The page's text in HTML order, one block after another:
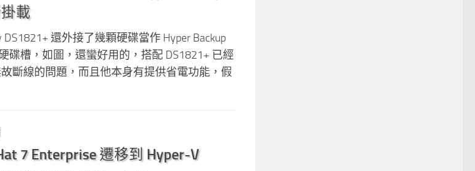
載
還外接了幾顆硬碟當作 Hyper Backup
碟槽，如圖，還蠻好用的，搭配 DS1821+ 已經
斷線的問題，而且他本身有提供省電功能，假
7 Enterprise 遷移到 Hyper-V